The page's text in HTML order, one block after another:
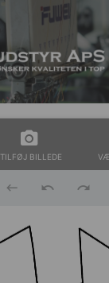
TILFØJ BILLEDE